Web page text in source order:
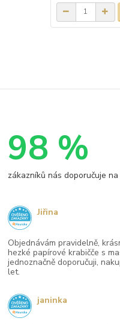
98 %
zákazníků nás doporučuje
Objednávám pravidelně,
hezké papírové krabičče s
jednoznačně doporučuji,
let.
Jiřina
janinka